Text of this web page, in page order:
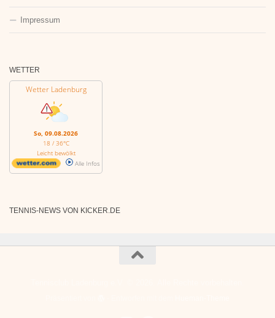
Impressum
WETTER
Wetter Ladenburg
So, 09.08.2026
18 / 36°C
Leicht bewölkt
Alle Infos
TENNIS-NEWS VON KICKER.DE